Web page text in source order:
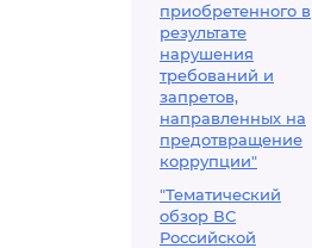
приобретенного в
результате
нарушения
требований и
запретов,
направленных на
предотвращение
коррупции"
"Тематический
обзор ВС
Российской